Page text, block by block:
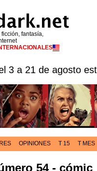
fantasía,
3 a 21 de agosto
OPINIONES T 15 T MES
54 - cómic